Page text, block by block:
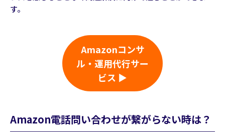
す。
Amazonコンサ
ル・運用代行サー
ビス ▶
Amazon電話問い合わせが繋がらない時は？